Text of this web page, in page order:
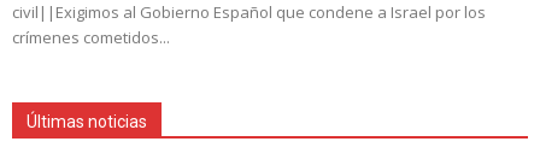
civil||Exigimos al Gobierno Español que condene a Israel por los
crímenes cometidos...
Últimas noticias